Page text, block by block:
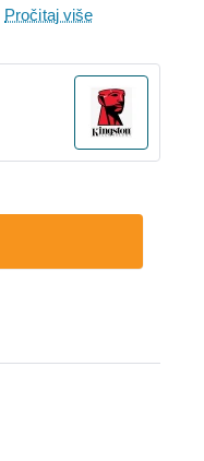
Pročitaj više